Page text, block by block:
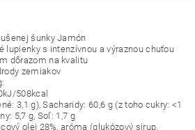
šunky Jamón
lupienky s intenzívnou a výraznou chuťou
dôrazom na kvalitu
zemiakov
508kcal
3,1 g), Sacharidy: 60,6 g (z toho cukry: <1
5,7 g, Soľ: 1,7 g
olej 28%, aróma (glukózový sirup,